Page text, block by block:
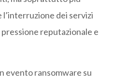
dei servizi
reputazionale e
evento ransomware su